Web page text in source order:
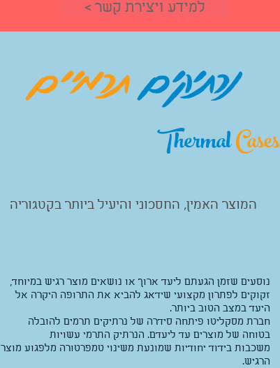
< למידע ויצירת קשר
נרתיקיםתרמיים
ThermalCases
המוצר האמין, החסכוני והיעיל ביותר בקטגוריה
נוסעים שזמן הגעתם ליעד ארוך או נושאים מוצר רגיש במיוחד,
זקוקים לפתרון מקצועי שידאג להביא את התרופה היקרה אל
היעד במצב הטוב ביותר.
חברת מסקליטו פיתחה סידרה של נרתיקים תרמים להובלה
בטוחה של מוצרים עד ליעדם. הנרתיק התרמי עשויות
משכבות בידוד יחודיות שמונעת משינוי טמפרטורה מלפגוע מוצר
הרגיש.